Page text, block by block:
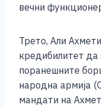
вечни
Трето, Али
кредибилитет да
поранешните
народна армија
мандати на